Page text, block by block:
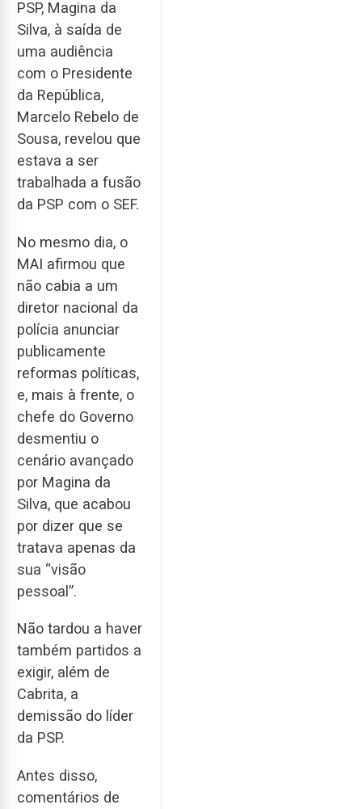
PSP, Magina da
Silva, à saída de
uma audiência
com o Presidente
da República,
Marcelo Rebelo de
Sousa, revelou que
estava a ser
trabalhada a fusão
da PSP com o SEF.
No mesmo dia, o
MAI afirmou que
não cabia a um
diretor nacional da
polícia anunciar
publicamente
reformas políticas,
e, mais à frente, o
chefe do Governo
desmentiu o
cenário avançado
por Magina da
Silva, que acabou
por dizer que se
tratava apenas da
sua “visão
pessoal”.
Não tardou a haver
também partidos a
exigir, além de
Cabrita, a
demissão do líder
da PSP.
Antes disso,
comentários de